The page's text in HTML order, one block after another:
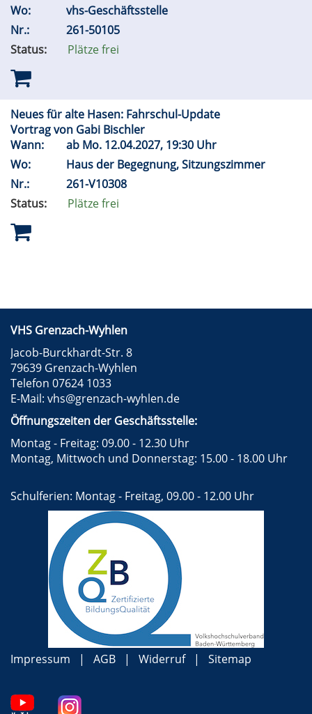
Wo:
vhs-Geschäftsstelle
Nr.:
261-50105
Status:
Plätze frei
Neues für alte Hasen: Fahrschul-Update
Vortrag von Gabi Bischler
Wann:
ab Mo. 12.04.2027, 19:30 Uhr
Wo:
Haus der Begegnung, Sitzungszimmer
Nr.:
261-V10308
Status:
Plätze frei
VHS Grenzach-Wyhlen
Jacob-Burckhardt-Str. 8
79639 Grenzach-Wyhlen
Telefon 07624 1033
E-Mail: vhs@grenzach-wyhlen.de
Öffnungszeiten der Geschäftsstelle:
Montag - Freitag: 09.00 - 12.30 Uhr
Montag, Mittwoch und Donnerstag: 15.00 - 18.00 Uhr
Schulferien: Montag - Freitag, 09.00 - 12.00 Uhr
Impressum AGB Widerruf Sitemap